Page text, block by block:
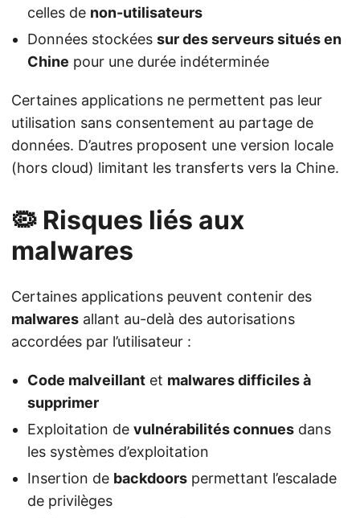
celles de non-utilisateurs
Données stockées sur des serveurs situés en
Chine pour une durée indéterminée
Certaines applications ne permettent pas leur
utilisation sans consentement au partage de
données. D’autres proposent une version locale
(hors cloud) limitant les transferts vers la Chine.
🦠 Risques liés aux
malwares
Certaines applications peuvent contenir des
malwares allant au-delà des autorisations
accordées par l’utilisateur :
Code malveillant et malwares difficiles à
supprimer
Exploitation de vulnérabilités connues dans
les systèmes d’exploitation
Insertion de backdoors permettant l’escalade
de privilèges